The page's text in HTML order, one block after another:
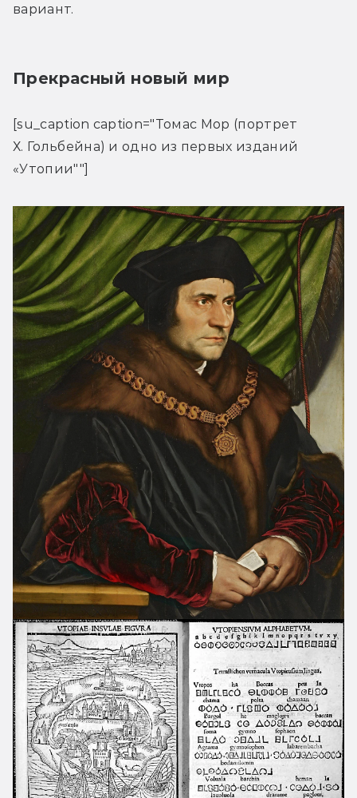
вариант.
Прекрасный новый мир
[su_caption caption="Томас Мор (портрет
Х. Гольбейна) и одно из первых изданий
«Утопии""]